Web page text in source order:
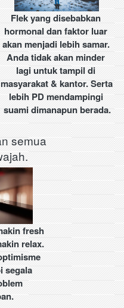
Flek yang disebabkan
hormonal dan faktor luar
akan menjadi lebih samar.
Anda tidak akan minder
lagi untuk tampil di
masyarakat & kantor. Serta
lebih PD mendampingi
suami dimanapun berada.
semua
fresh
relax.
segala